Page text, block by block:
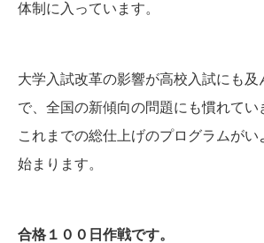
体制に入っています。
大学入試改革の影響が高校入試にも及
で、全国の新傾向の問題にも慣れてい
これまでの総仕上げのプログラムがい
始まります。
合格１００日作戦です。